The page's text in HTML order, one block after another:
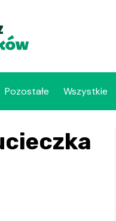
Pozostałe Wszystkie